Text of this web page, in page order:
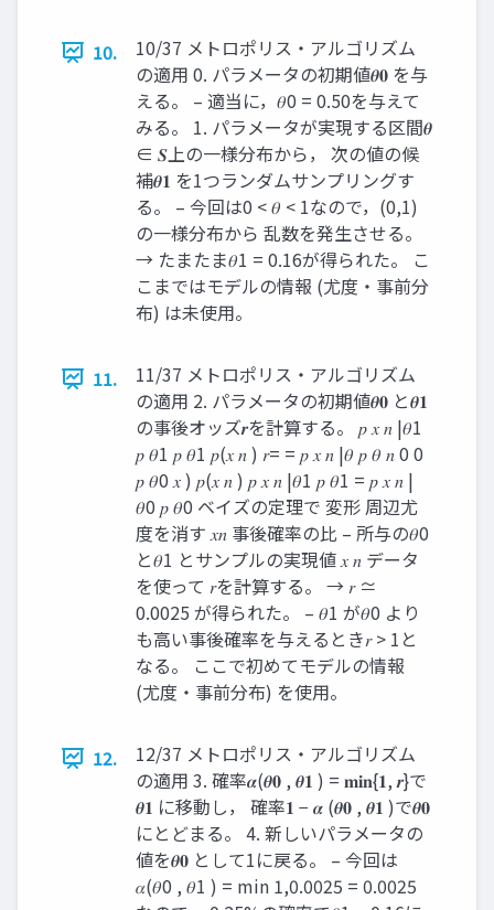
10.
10/37 メトロポリス・アルゴリズム
の適用 0. パラメータの初期値𝜽𝟎 を与
える。 – 適当に，𝜃0 = 0.50を与えて
みる。 1. パラメータが実現する区間𝜽
∈ 𝑺上の一様分布から， 次の値の候
補𝜽𝟏 を1つランダムサンプリングす
る。 – 今回は0 < 𝜃 < 1なので，(0,1)
の一様分布から 乱数を発生させる。
→ たまたま𝜃1 = 0.16が得られた。 こ
こまではモデルの情報 (尤度・事前分
布) は未使用。
11.
11/37 メトロポリス・アルゴリズム
の適用 2. パラメータの初期値𝜽𝟎 と𝜽𝟏
の事後オッズ𝒓を計算する。 𝑝 𝑥 𝑛 |𝜃1
𝑝 𝜃1 𝑝 𝜃1 𝑝(𝑥 𝑛 ) 𝑟= = 𝑝 𝑥 𝑛 |𝜃 𝑝 𝜃 𝑛 0 0
𝑝 𝜃0 𝑥 ) 𝑝(𝑥 𝑛 ) 𝑝 𝑥 𝑛 |𝜃1 𝑝 𝜃1 = 𝑝 𝑥 𝑛 |
𝜃0 𝑝 𝜃0 ベイズの定理で 変形 周辺尤
度を消す 𝑥𝑛 事後確率の比 – 所与の𝜃0
と𝜃1 とサンプルの実現値 𝑥 𝑛 データ
を使って 𝑟を計算する。 → 𝑟 ≃
0.0025 が得られた。 – 𝜃1 が𝜃0 より
も高い事後確率を与えるとき𝑟 > 1と
なる。 ここで初めてモデルの情報
(尤度・事前分布) を使用。
12.
12/37 メトロポリス・アルゴリズム
の適用 3. 確率𝜶(𝜽𝟎 , 𝜽𝟏 ) = 𝐦𝐢𝐧{𝟏, 𝒓}で
𝜽𝟏 に移動し， 確率𝟏 − 𝜶 (𝜽𝟎 , 𝜽𝟏 )で𝜽𝟎
にとどまる。 4. 新しいパラメータの
値を𝜽𝟎 として1に戻る。 – 今回は
𝛼(𝜃0 , 𝜃1 ) = min 1,0.0025 = 0.0025